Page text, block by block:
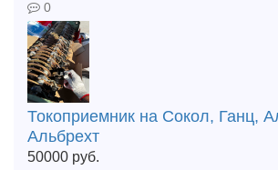
0
Токоприемник на Сокол, Ганц,
Альбрехт
50000 руб.